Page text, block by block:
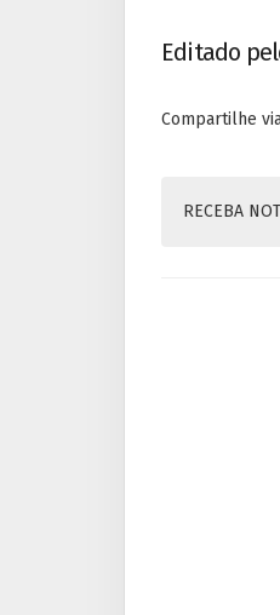
Editado
Compartilhe
RECEBA